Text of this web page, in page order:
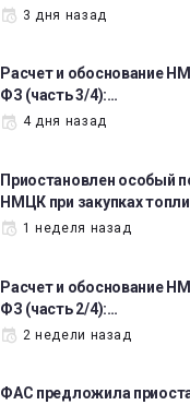
3 дня назад
Расчет и обоснование
ФЗ (часть 3/4):…
4 дня назад
Приостановлен особый
НМЦК при закупках
1 неделя назад
Расчет и обоснование
ФЗ (часть 2/4):…
2 недели назад
ФАС предложила